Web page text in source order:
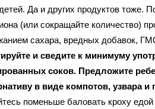
Да и других продуктов тоже.
(или сокращайте количество)
сахара, вредных добавок,
и сведите к минимуму
соков. Предложите
в виде компотов, узвара и
поменьше баловать кроху